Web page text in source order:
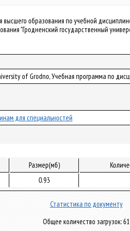
высшего образования по учебной
"Гродненский государственный
of Grodno, Учебная программа по
для специальностей
Размер(мб)
0.93
Статистика по документу
Общее количество загрузок: 61